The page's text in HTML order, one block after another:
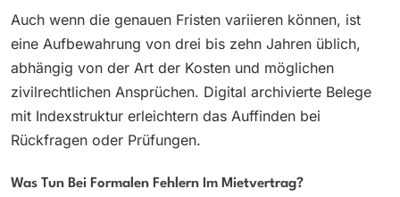
Auch wenn die genauen Fristen variieren können, ist
eine Aufbewahrung von drei bis zehn Jahren üblich,
abhängig von der Art der Kosten und möglichen
zivilrechtlichen Ansprüchen. Digital archivierte Belege
mit Indexstruktur erleichtern das Auffinden bei
Rückfragen oder Prüfungen.
Was Tun Bei Formalen Fehlern Im Mietvertrag?